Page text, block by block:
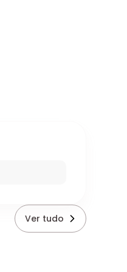
Ver tudo